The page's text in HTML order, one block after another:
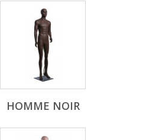
HOMME NOIR